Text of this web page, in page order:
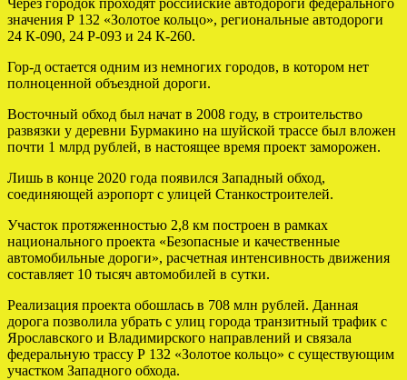
Через городок проходят российские автодороги федерального
значения Р 132 «Золотое кольцо», региональные автодороги
24 К-090, 24 Р-093 и 24 К-260.
Гор-д остается одним из немногих городов, в котором нет
полноценной объездной дороги.
Восточный обход был начат в 2008 году, в строительство
развязки у деревни Бурмакино на шуйской трассе был вложен
почти 1 млрд рублей, в настоящее время проект заморожен.
Лишь в конце 2020 года появился Западный обход,
соединяющей аэропорт с улицей Станкостроителей.
Участок протяженностью 2,8 км построен в рамках
национального проекта «Безопасные и качественные
автомобильные дороги», расчетная интенсивность движения
составляет 10 тысяч автомобилей в сутки.
Реализация проекта обошлась в 708 млн рублей. Данная
дорога позволила убрать с улиц города транзитный трафик с
Ярославского и Владимирского направлений и связала
федеральную трассу Р 132 «Золотое кольцо» с существующим
участком Западного обхода.